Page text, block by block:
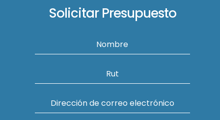
Solicitar Presupuesto
Nombre
Rut
Dirección de correo electrónico